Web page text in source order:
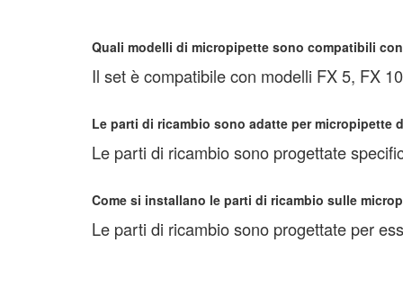
Quali modelli di micropipette sono compatibili
Il set è compatibile con modelli FX 5, FX
Le parti di ricambio sono adatte per micropipette
Le parti di ricambio sono progettate
Come si installano le parti di ricambio sulle
Le parti di ricambio sono progettate per